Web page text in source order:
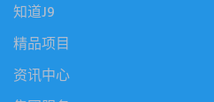
知道J9
精品项目
资讯中心